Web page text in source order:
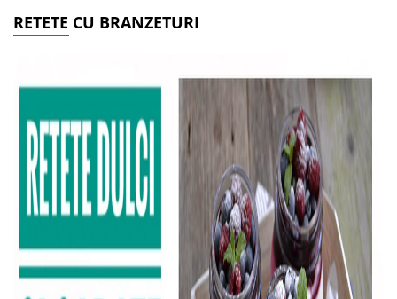
RETETE CU BRANZETURI